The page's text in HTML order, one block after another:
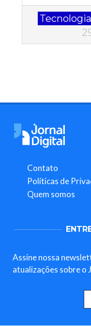
2026-
Contato
Políticas de
Quem somos
Assine nossa
atualizações sobre o